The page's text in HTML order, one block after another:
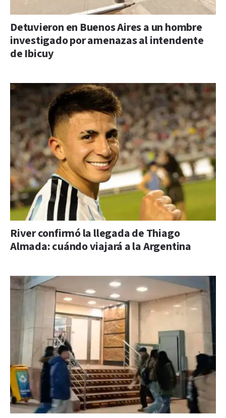
Detuvieron en Buenos Aires a un hombre
investigado por amenazas al intendente
de Ibicuy
River confirmó la llegada de Thiago
Almada: cuándo viajará a la Argentina